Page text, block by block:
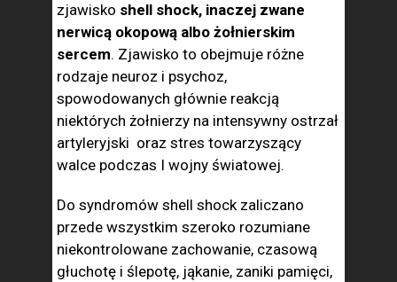
zjawisko shell shock, inaczej zwane
nerwicą okopową albo żołnierskim
sercem. Zjawisko to obejmuje różne
rodzaje neuroz i psychoz,
spowodowanych głównie reakcją
niektórych żołnierzy na intensywny ostrzał
artyleryjski oraz stres towarzyszący
walce podczas I wojny światowej.
Do syndromów shell shock zaliczano
przede wszystkim szeroko rozumiane
niekontrolowane zachowanie, czasową
głuchotę i ślepotę, jąkanie, zaniki pamięci,